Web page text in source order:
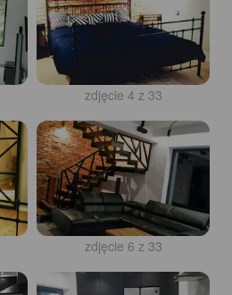
zdjęcie 4 z 33
zdjęcie 6 z 33